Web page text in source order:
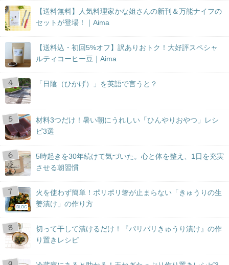
【送料無料】人気料理家かな姐さんの新刊＆万能ナイフの
セットが登場！｜Aima
【送料込・初回5%オフ】訳ありおトク！大好評スペシャ
ルティコーヒー豆｜Aima
「日陰（ひかげ）」を英語で言うと？
材料3つだけ！暑い朝にうれしい「ひんやりおやつ」レシ
ピ3選
5時起きを30年続けて気づいた。心と体を整え、1日を充実
させる朝習慣
BLOG
火を使わず簡単！ポリポリ箸が止まらない「きゅうりの生
姜漬け」の作り方
切って干して漬けるだけ！『パリパリきゅうり漬け』の作
り置きレシピ